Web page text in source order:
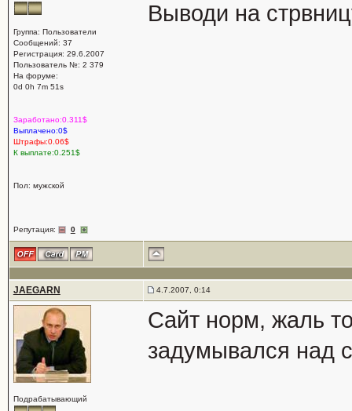
Группа: Пользователи
Сообщений: 37
Регистрация: 29.6.2007
Пользователь №: 2 379
На форуме:
0d 0h 7m 51s
Заработано:0.311$
Выплачено:0$
Штрафы:0.06$
К выплате:0.251$
Пол: мужской
Репутация: 0
Выводи на
JAEGARN 4.7.2007, 0:14
Подрабатывающий
Сайт норм, жаль
задумывался над